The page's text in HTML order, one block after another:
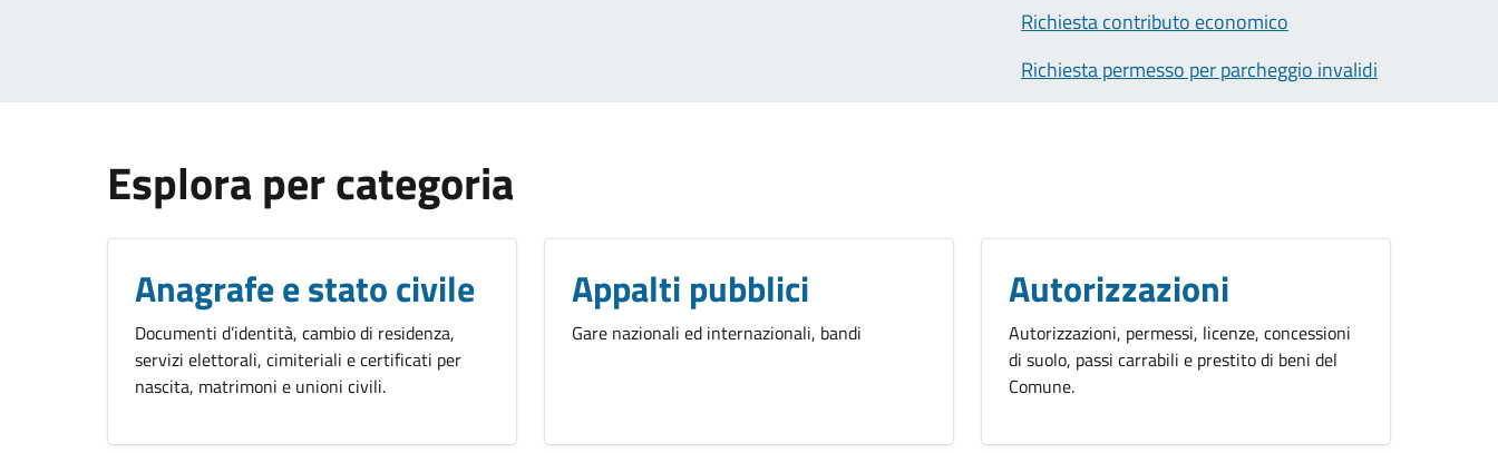
Richiesta contributo economico
Richiesta permesso per parcheggio invalidi
Esplora per categoria
Anagrafe e stato civile
Documenti d’identità, cambio di residenza,
servizi elettorali, cimiteriali e certificati per
nascita, matrimoni e unioni civili.
Appalti pubblici
Gare nazionali ed internazionali, bandi
Autorizzazioni
Autorizzazioni, permessi, licenze, concessioni
di suolo, passi carrabili e prestito di beni del
Comune.